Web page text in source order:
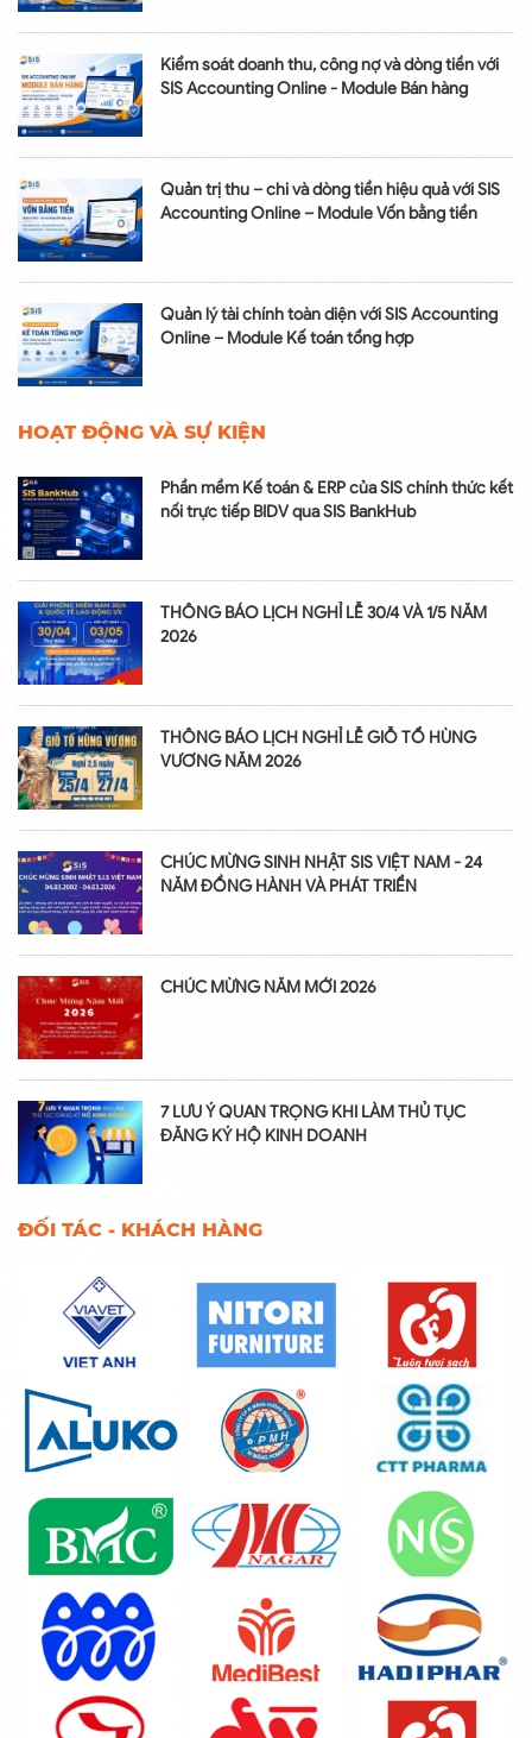
Kiểm soát doanh thu, công nợ và dòng tiền với
SIS Accounting Online - Module Bán hàng
Quản trị thu – chi và dòng tiền hiệu quả với SIS
Accounting Online – Module Vốn bằng tiền
Quản lý tài chính toàn diện với SIS Accounting
Online – Module Kế toán tổng hợp
HOẠT ĐỘNG VÀ SỰ KIỆN
Phần mềm Kế toán & ERP của SIS chính thức kết
nối trực tiếp BIDV qua SIS BankHub
THÔNG BÁO LỊCH NGHỈ LỄ 30/4 VÀ 1/5 NĂM
2026
THÔNG BÁO LỊCH NGHỈ LỄ GIỖ TỔ HÙNG
VƯƠNG NĂM 2026
CHÚC MỪNG SINH NHẬT SIS VIỆT NAM - 24
NĂM ĐỒNG HÀNH VÀ PHÁT TRIỂN
CHÚC MỪNG NĂM MỚI 2026
7 LƯU Ý QUAN TRỌNG KHI LÀM THỦ TỤC
ĐĂNG KÝ HỘ KINH DOANH
ĐỐI TÁC - KHÁCH HÀNG